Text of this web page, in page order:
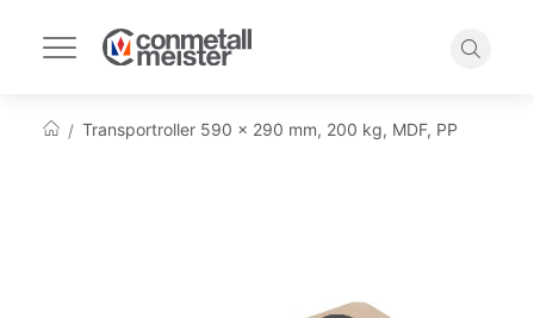
Navigation
umschalten
Suche
StartseiteTransportroller 590 x 290 mm, 200 kg, MDF, PP